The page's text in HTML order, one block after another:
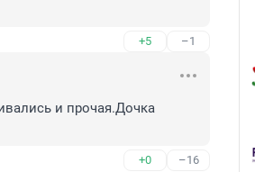
+5 –1
и прочая.Дочка
+0 –16